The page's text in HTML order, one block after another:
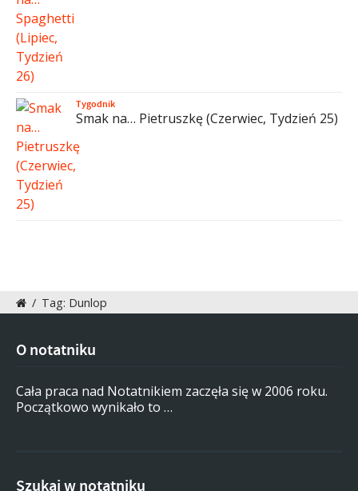
Tygodnik
Smak na… Pietruszkę (Czerwiec, Tydzień 25)
/ Tag: Dunlop
O notatniku
Cała praca nad Notatnikiem zaczęła się w 2006 roku.
Początkowo wynikało to …
Szukaj w notatniku